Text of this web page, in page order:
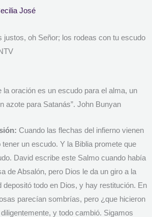
José
justos, oh Señor; los rodeas con tu escudo
la oración es un escudo para el alma, un
azote para Satanás”. John Bunyan
Cuando las flechas del infierno vienen
un escudo. Y la Biblia promete que
David escribe este Salmo cuando había
de Absalón, pero Dios le da un giro a la
depositó todo en Dios, y hay restitución. En
parecían sombrías, pero ¿que hicieron
y todo cambió. Sigamos